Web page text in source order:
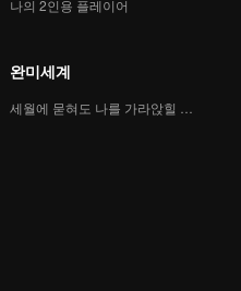
나의 2인용 플레이어
완미세계